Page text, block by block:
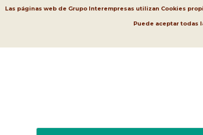
Las páginas web de Grupo Interempresas utilizan Cookies
Puede aceptar todas